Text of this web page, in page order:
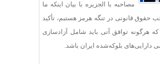
مصاحبه با الجزیره با بیان اینکه ما
حقوق قانونی در تنگه هرمز هستیم، تأکید
هرگونه توافق آتی باید شامل آزادسازی
دارایی‌های بلوکه‌شده ایران باشد.